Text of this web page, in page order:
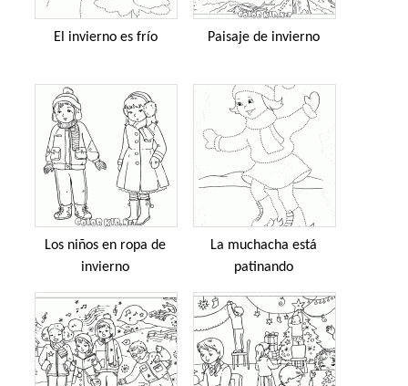
El invierno es frío Paisaje de invierno
Los niños en ropa de
invierno
La muchacha está
patinando